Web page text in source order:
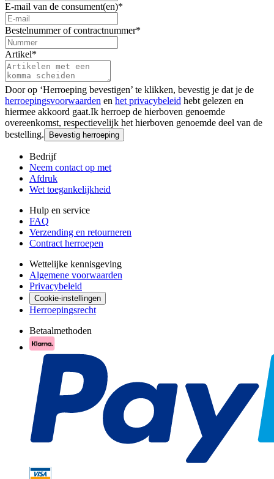
E-mail van de consument(en)*
Bestelnummer of contractnummer*
Artikel*
Door op ‘Herroeping bevestigen’ te klikken, bevestig je dat je de
herroepingsvoorwaarden en het privacybeleid hebt gelezen en
hiermee akkoord gaat.Ik herroep de hierboven genoemde
overeenkomst, respectievelijk het hierboven genoemde deel van de
bestelling.
Bevestig herroeping
Bedrijf
Neem contact op met
Afdruk
Wet toegankelijkheid
Hulp en service
FAQ
Verzending en retourneren
Contract herroepen
Wettelijke kennisgeving
Algemene voorwaarden
Privacybeleid
Cookie-instellingen
Herroepingsrecht
Betaalmethoden